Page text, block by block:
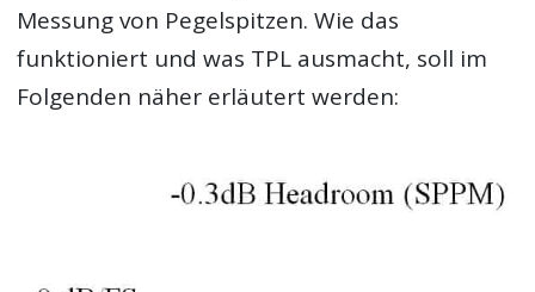
Messung von Pegelspitzen. Wie das
funktioniert und was TPL ausmacht, soll im
Folgenden näher erläutert werden: